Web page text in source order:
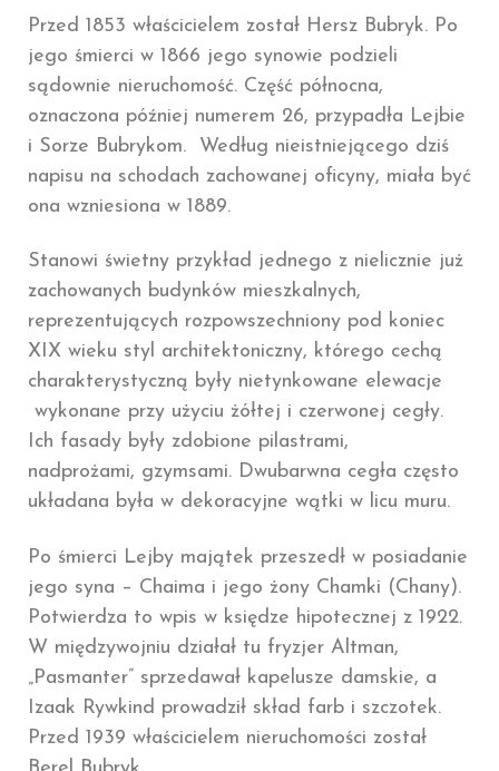
Przed 1853 właścicielem został Hersz Bubryk. Po
jego śmierci w 1866 jego synowie podzieli
sądownie nieruchomość. Część północna,
oznaczona później numerem 26, przypadła Lejbie
i Sorze Bubrykom. Według nieistniejącego dziś
napisu na schodach zachowanej oficyny, miała być
ona wzniesiona w 1889.
Stanowi świetny przykład jednego z nielicznie już
zachowanych budynków mieszkalnych,
reprezentujących rozpowszechniony pod koniec
XIX wieku styl architektoniczny, którego cechą
charakterystyczną były nietynkowane elewacje
wykonane przy użyciu żółtej i czerwonej cegły.
Ich fasady były zdobione pilastrami,
nadprożami, gzymsami. Dwubarwna cegła często
układana była w dekoracyjne wątki w licu muru.
Po śmierci Lejby majątek przeszedł w posiadanie
jego syna – Chaima i jego żony Chamki (Chany).
Potwierdza to wpis w księdze hipotecznej z 1922.
W międzywojniu działał tu fryzjer Altman,
„Pasmanter” sprzedawał kapelusze damskie, a
Izaak Rywkind prowadził skład farb i szczotek.
Przed 1939 właścicielem nieruchomości został